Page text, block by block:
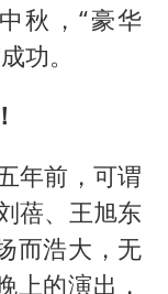
车辆损坏”不实
7号
挑大梁
秋，“豪华
功。
年前，可谓
蓓、王旭东
而浩大，无
上的演出，